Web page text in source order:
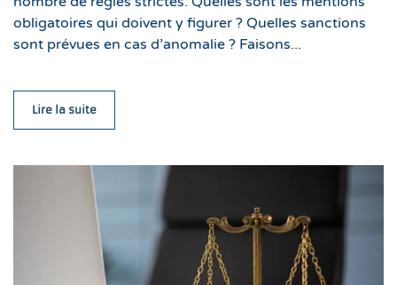
obligatoires qui doivent y figurer ? Quelles sanctions
sont prévues en cas d’anomalie ? Faisons...
Lire la suite